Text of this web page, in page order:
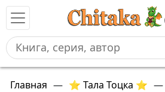
Главная — ⭐ Тала Тоцка ⭐ —